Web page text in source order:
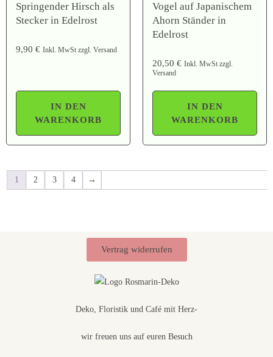
Springender Hirsch als
Stecker in Edelrost
9,90 € Inkl. MwSt zzgl. Versand
IN DEN
WARENKORB
Vogel auf Japanischem
Ahorn Ständer in
Edelrost
20,50 € Inkl. MwSt zzgl.
Versand
IN DEN
WARENKORB
1 2 3 4 →
Vertrag widerrufen
Deko, Floristik und Café mit Herz-
wir freuen uns auf euren Besuch